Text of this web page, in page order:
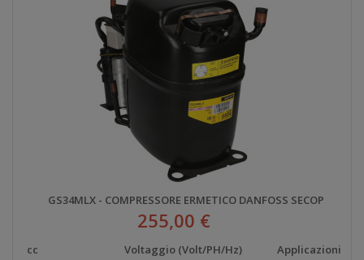
GS34MLX - COMPRESSORE ERMETICO DANFOSS SECOP
255,00 €
cc Voltaggio (Volt/PH/Hz)
Applicazioni